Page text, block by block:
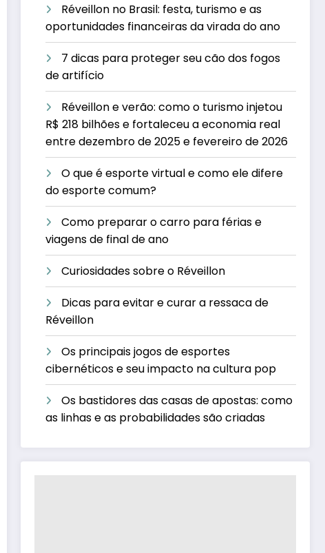
Réveillon no Brasil: festa, turismo e as
oportunidades financeiras da virada do ano
7 dicas para proteger seu cão dos fogos
de artifício
Réveillon e verão: como o turismo injetou
R$ 218 bilhões e fortaleceu a economia real
entre dezembro de 2025 e fevereiro de 2026
O que é esporte virtual e como ele difere
do esporte comum?
Como preparar o carro para férias e
viagens de final de ano
Curiosidades sobre o Réveillon
Dicas para evitar e curar a ressaca de
Réveillon
Os principais jogos de esportes
cibernéticos e seu impacto na cultura pop
Os bastidores das casas de apostas: como
as linhas e as probabilidades são criadas